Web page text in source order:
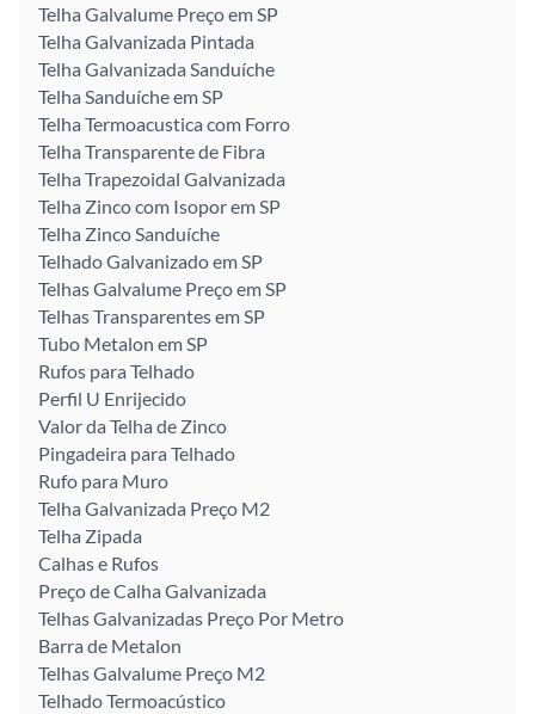
Telha Galvalume Preço em SP
Telha Galvanizada Pintada
Telha Galvanizada Sanduíche
Telha Sanduíche em SP
Telha Termoacustica com Forro
Telha Transparente de Fibra
Telha Trapezoidal Galvanizada
Telha Zinco com Isopor em SP
Telha Zinco Sanduíche
Telhado Galvanizado em SP
Telhas Galvalume Preço em SP
Telhas Transparentes em SP
Tubo Metalon em SP
Rufos para Telhado
Perfil U Enrijecido
Valor da Telha de Zinco
Pingadeira para Telhado
Rufo para Muro
Telha Galvanizada Preço M2
Telha Zipada
Calhas e Rufos
Preço de Calha Galvanizada
Telhas Galvanizadas Preço Por Metro
Barra de Metalon
Telhas Galvalume Preço M2
Telhado Termoacústico